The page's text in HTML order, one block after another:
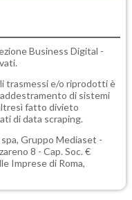
Business Digital -
trasmessi e/o riprodotti è
di sistemi
fatto divieto
di data scraping.
Gruppo Mediaset -
8 - Cap. Soc. €
Imprese di Roma,